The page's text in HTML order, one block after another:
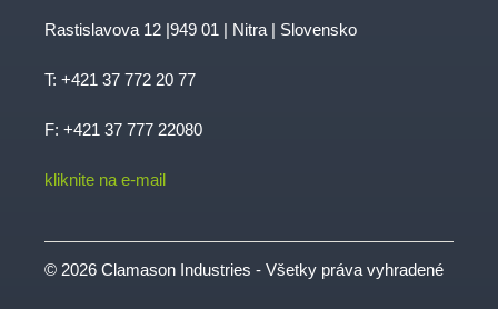
Rastislavova 12 |949 01 | Nitra | Slovensko
T: +421 37 772 20 77
F: +421 37 777 22080
kliknite na e-mail
© 2026 Clamason Industries - Všetky práva vyhradené